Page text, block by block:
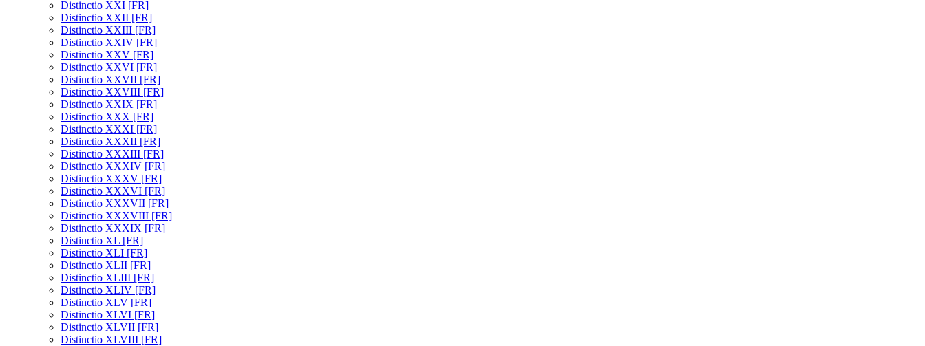
Distinctio XXI [FR]
Distinctio XXII [FR]
Distinctio XXIII [FR]
Distinctio XXIV [FR]
Distinctio XXV [FR]
Distinctio XXVI [FR]
Distinctio XXVII [FR]
Distinctio XXVIII [FR]
Distinctio XXIX [FR]
Distinctio XXX [FR]
Distinctio XXXI [FR]
Distinctio XXXII [FR]
Distinctio XXXIII [FR]
Distinctio XXXIV [FR]
Distinctio XXXV [FR]
Distinctio XXXVI [FR]
Distinctio XXXVII [FR]
Distinctio XXXVIII [FR]
Distinctio XXXIX [FR]
Distinctio XL [FR]
Distinctio XLI [FR]
Distinctio XLII [FR]
Distinctio XLIII [FR]
Distinctio XLIV [FR]
Distinctio XLV [FR]
Distinctio XLVI [FR]
Distinctio XLVII [FR]
Distinctio XLVIII [FR]